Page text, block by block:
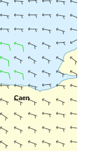
Caen